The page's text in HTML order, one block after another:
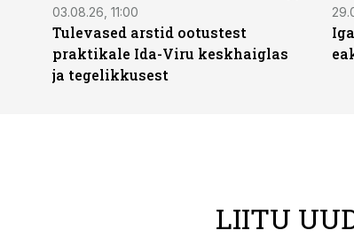
03.08.26, 11:00
Tulevased arstid ootustest
praktikale Ida-Viru keskhaiglas
ja tegelikkusest
LIITU